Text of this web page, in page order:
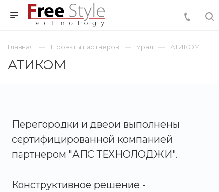
Главная Проекты партнеров Урал АТИКОМ
АТИКОМ
Перегородки и двери выполнены
сертифицированной компанией
партнером "АПС ТЕХНОЛОДЖИ".
Конструктивное решение -